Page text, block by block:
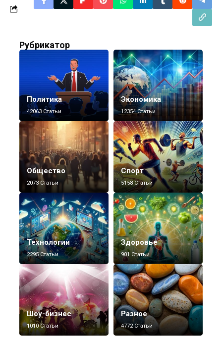
Рубрикатор
Политика
42063 Статьи
Экономика
12354 Статьи
Общество
2073 Статьи
Спорт
5158 Статьи
Технологии
2295 Статьи
Здоровье
901 Статьи
Шоу-бизнес
1010 Статьи
Разное
4772 Статьи